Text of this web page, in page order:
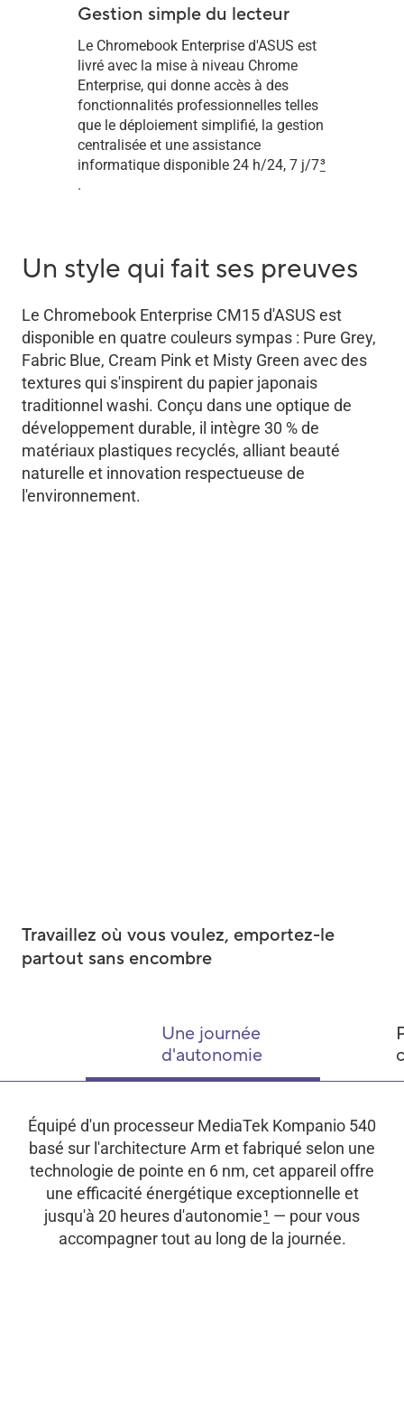
Gestion simple du lecteur
Le Chromebook Enterprise d'ASUS est
livré avec la mise à niveau Chrome
Enterprise, qui donne accès à des
fonctionnalités professionnelles telles
que le déploiement simplifié, la gestion
centralisée et une assistance
informatique disponible 24 h/24, 7 j/73
.
Un style qui fait ses preuves
Le Chromebook Enterprise CM15 d'ASUS est
disponible en quatre couleurs sympas : Pure Grey,
Fabric Blue, Cream Pink et Misty Green avec des
textures qui s'inspirent du papier japonais
traditionnel washi. Conçu dans une optique de
développement durable, il intègre 30 % de
matériaux plastiques recyclés, alliant beauté
naturelle et innovation respectueuse de
l'environnement.
Travaillez où vous voulez, emportez-le
partout sans encombre
Une journée
d'autonomie
Équipé d'un processeur MediaTek Kompanio 540
basé sur l'architecture Arm et fabriqué selon une
technologie de pointe en 6 nm, cet appareil offre
une efficacité énergétique exceptionnelle et
jusqu'à 20 heures d'autonomie1 — pour vous
accompagner tout au long de la journée.